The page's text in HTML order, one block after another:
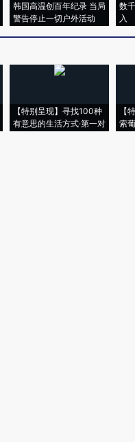
韩国高温创百年纪录 当局
警告停止一切户外活动
数
入
【特别呈现】寻找100种
有意思的生活方式·第一对
【
索